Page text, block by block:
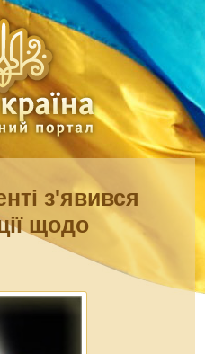
з'явився
щодо